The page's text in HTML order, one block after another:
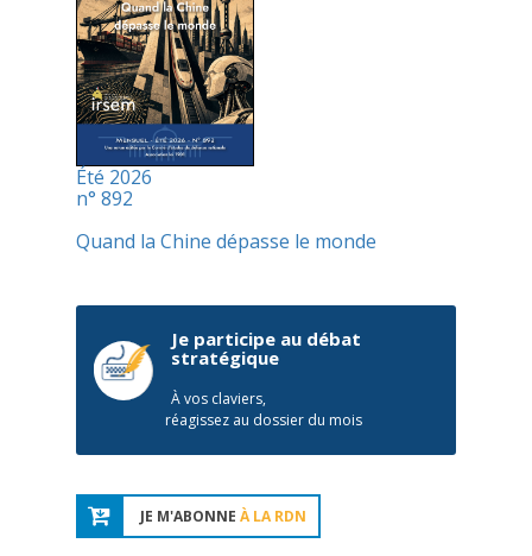
Été 2026
n° 892
Quand la Chine dépasse le monde
Je participe au débat
stratégique
À vos claviers,
réagissez au dossier du mois
JE M'ABONNE À LA RDN